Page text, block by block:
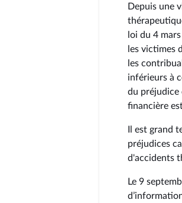
Depuis une
loi du 4
les victimes
les
inférieurs à
du préjudice
financière
Il est grand
préjudices
d'accidents
Le 9